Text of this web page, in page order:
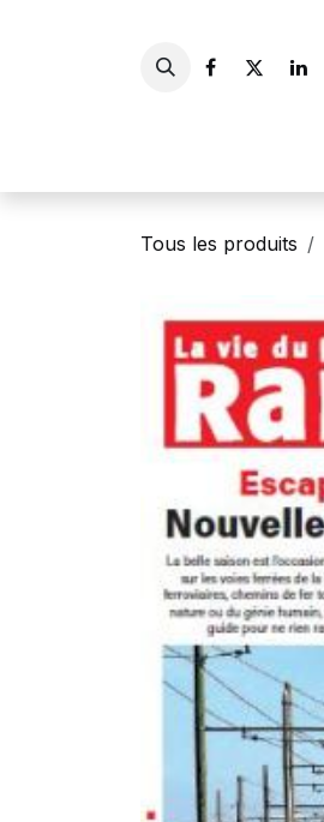
Tous les produits